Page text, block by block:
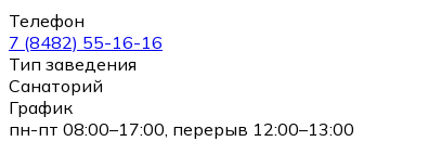
Телефон
7 (8482) 55-16-16
Тип заведения
Санаторий
График
пн-пт 08:00–17:00, перерыв 12:00–13:00